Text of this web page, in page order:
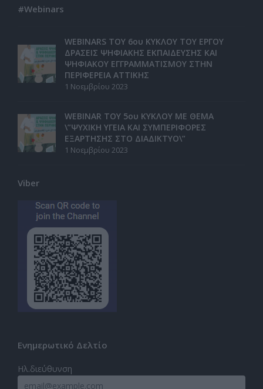
#Webinars
WEBINARS ΤΟΥ 6ου ΚΥΚΛΟΥ ΤΟΥ ΕΡΓΟΥ
ΔΡΑΣΕΙΣ ΨΗΦΙΑΚΗΣ ΕΚΠΑΙΔΕΥΣΗΣ ΚΑΙ
ΨΗΦΙΑΚΟΥ ΕΓΓΡΑΜΜΑΤΙΣΜΟΥ ΣΤΗΝ
ΠΕΡΙΦΕΡΕΙΑ ΑΤΤΙΚΗΣ
1 Νοεμβρίου 2023
WEBINAR ΤΟΥ 5ου ΚΥΚΛΟΥ ΜΕ ΘΕΜΑ
\”ΨΥΧΙΚΗ ΥΓΕΙΑ ΚΑΙ ΣΥΜΠΕΡΙΦΟΡΕΣ
ΕΞΑΡΤΗΣΗΣ ΣΤΟ ΔΙΑΔΙΚΤΥΟ\”
1 Νοεμβρίου 2023
Viber
Ενημερωτικό Δελτίο
Ηλ.διεύθυνση